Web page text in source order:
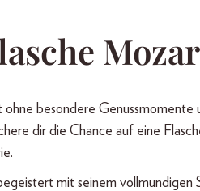
besondere Genussmomente
dir die Chance auf eine
mit seinem vollmundigen